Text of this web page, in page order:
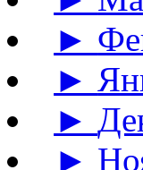
►
►
►
►